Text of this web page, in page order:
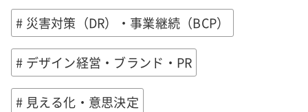
# 災害対策（DR）・事業継続（BCP）
# デザイン経営・ブランド・PR
# 見える化・意思決定